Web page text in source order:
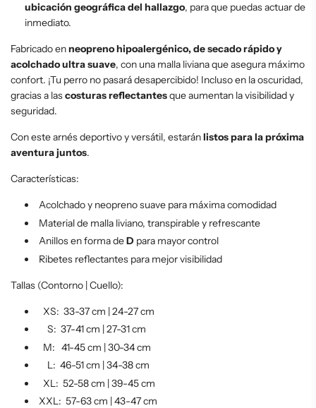
ubicación geográfica del hallazgo, para que puedas actuar de
inmediato.
Fabricado enneopreno hipoalergénico, de secado rápido y
acolchado ultra suave, con una malla liviana que asegura máximo
confort. ¡Tu perro no pasará desapercibido! Incluso en la oscuridad,
gracias a lascosturas reflectantesque aumentan la visibilidad y
seguridad.
Con este arnés deportivo y versátil, estaránlistos para la próxima
aventura juntos.
Características:
Acolchado y neopreno suave para máxima comodidad
Material de malla liviano, transpirable y refrescante
Anillos en forma deD para mayor control
Ribetes reflectantes para mejor visibilidad
Tallas (Contorno | Cuello):
XS: 33-37 cm | 24-27 cm
S: 37-41 cm | 27-31 cm
M: 41-45 cm | 30-34 cm
L: 46-51 cm | 34-38 cm
XL: 52-58 cm | 39-45 cm
XXL: 57-63 cm | 43-47 cm